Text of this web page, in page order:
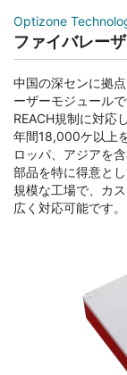
ファイバレー
Optizone
中国の深センに拠
ーザーモジュール
REACH規制に対応
年間18,000ケ以上
ロッパ、アジアを
部品を特に得意と
規模な工場で、カ
広く対応可能です。